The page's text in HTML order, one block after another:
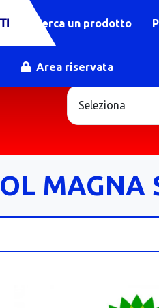
Cerca un prodotto
Area riservata
MAGNA